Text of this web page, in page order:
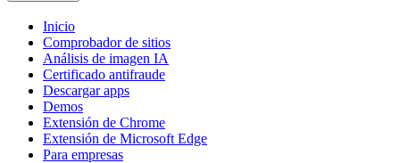
Inicio
Comprobador de sitios
Análisis de imagen IA
Certificado antifraude
Descargar apps
Demos
Extensión de Chrome
Extensión de Microsoft Edge
Para empresas